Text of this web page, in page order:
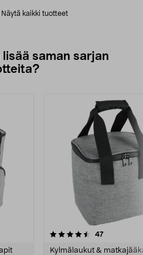
Näytä kaikki tuotteet
saman sarjan
47arvostelut
Kylmälaukut &
4.5viidestä